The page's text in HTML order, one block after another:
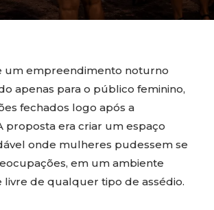
um empreendimento noturno
apenas para o público feminino,
fechados logo após a
proposta era criar um espaço
onde mulheres pudessem se
em um ambiente
livre de qualquer tipo de assédio.